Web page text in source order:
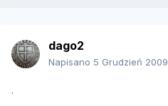
dago2
Napisano 5 Grudzień 2009
.